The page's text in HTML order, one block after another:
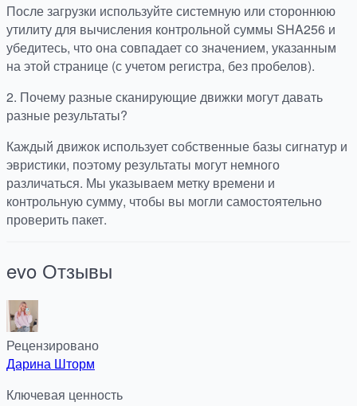
После загрузки используйте системную или стороннюю
утилиту для вычисления контрольной суммы SHA256 и
убедитесь, что она совпадает со значением, указанным
на этой странице (с учетом регистра, без пробелов).
2. Почему разные сканирующие движки могут давать
разные результаты?
Каждый движок использует собственные базы сигнатур и
эвристики, поэтому результаты могут немного
различаться. Мы указываем метку времени и
контрольную сумму, чтобы вы могли самостоятельно
проверить пакет.
evo Отзывы
Рецензировано
Дарина Шторм
Ключевая ценность